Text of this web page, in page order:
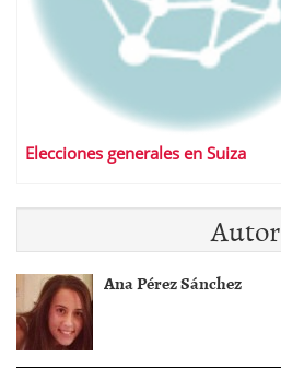
Elecciones generales en Suiza
Autor
Ana Pérez Sánchez